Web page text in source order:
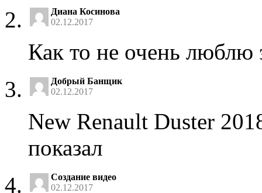
Диана Косинова
02.12.2017
Как то не очень люблю
Добрый Банщик
02.12.2017
New Renault Duster
показал
Создание видео
02.12.2017